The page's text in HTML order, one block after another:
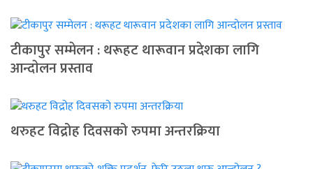
टीकापुर सम्मेलन : थरूहट थारूवान प्रदेशका लागि
आन्दाेलन प्रस्ताव
थरुहट विद्रोह दिवसको रुपमा अन्तरक्रिया